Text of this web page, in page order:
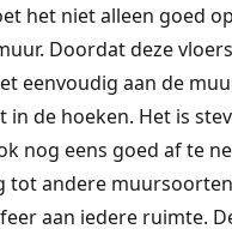
het niet alleen goed
Doordat deze
eenvoudig aan de
in de hoeken. Het is
nog eens goed af te
tot andere
aan iedere ruimte.